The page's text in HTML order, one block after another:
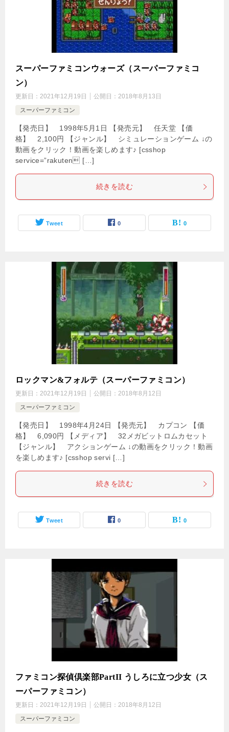
スーパーファミコンウォーズ（スーパーファミコ
ン）
更新日： 2021年12月19日 公開日： 2018年8月13日
スーパーファミコン
【発売日】 1998年5月1日 【発売元】 任天堂 【価
格】 2,100円 【ジャンル】 シミュレーションゲーム ↓の
動画をクリック！動画を楽しめます♪ [csshop
service=”rakuten […]
続きを読む
Tweet 0 0
ロックマン&フォルテ（スーパーファミコン）
更新日： 2021年12月19日 公開日： 2018年8月12日
スーパーファミコン
【発売日】 1998年4月24日 【発売元】 カプコン 【価
格】 6,090円 【メディア】 32メガビットロムカセット
【ジャンル】 アクションゲーム ↓の動画をクリック！動画
を楽しめます♪ [csshop servi […]
続きを読む
Tweet 0 0
ファミコン探偵倶楽部PartII うしろに立つ少女（ス
ーパーファミコン）
更新日： 2021年12月19日 公開日： 2018年8月12日
スーパーファミコン